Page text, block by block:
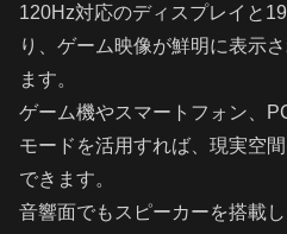
120Hz対応のディスプレイと
り、ゲーム映像が鮮明に表示
ます。
ゲーム機やスマートフォン、
モードを活用すれば、現実空
できます。
音響面でもスピーカーを搭載